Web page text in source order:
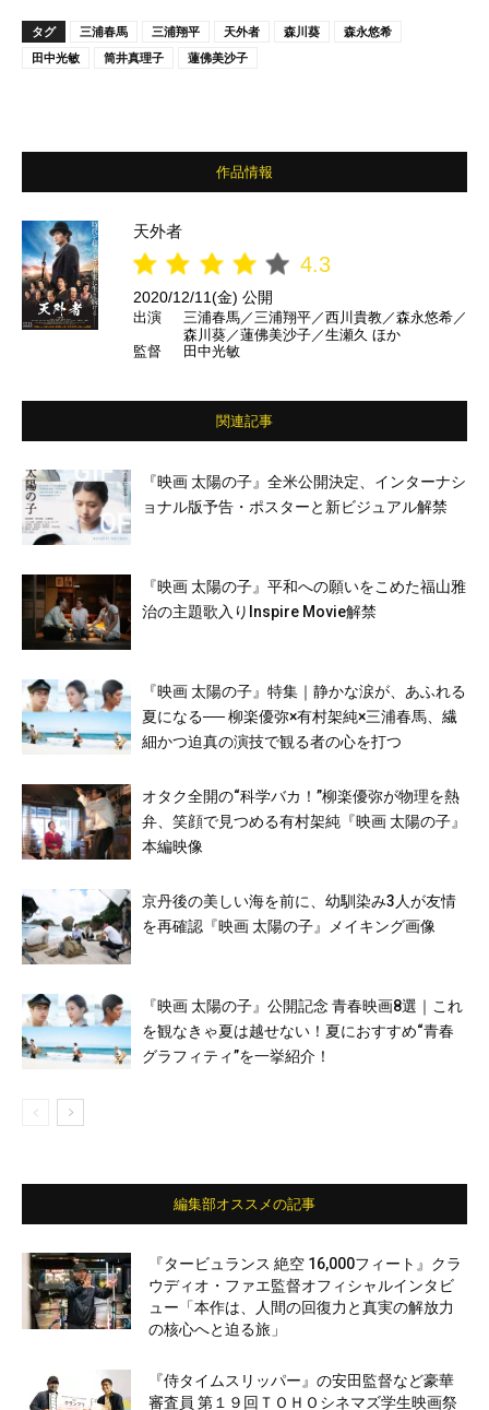
タグ 三浦春馬 三浦翔平 天外者 森川葵
森永悠希
田中光敏
筒井真理子 蓮佛美沙子
作品情報
天外者
4.3
2020/12/11(金) 公開
出演
三浦春馬／三浦翔平／西川貴教／森永悠希／
森川葵／蓮佛美沙子／生瀬久 ほか
監督
田中光敏
関連記事
『映画 太陽の子』全米公開決定、インターナシ
ョナル版予告・ポスターと新ビジュアル解禁
『映画 太陽の子』平和への願いをこめた福山雅
治の主題歌入りInspire Movie解禁
『映画 太陽の子』特集｜静かな涙が、あふれる
夏になる── 柳楽優弥×有村架純×三浦春馬、繊
細かつ迫真の演技で観る者の心を打つ
オタク全開の“科学バカ！”柳楽優弥が物理を熱
弁、笑顔で見つめる有村架純『映画 太陽の子』
本編映像
京丹後の美しい海を前に、幼馴染み3人が友情
を再確認『映画 太陽の子』メイキング画像
『映画 太陽の子』公開記念 青春映画8選｜これ
を観なきゃ夏は越せない！夏におすすめ“青春
グラフィティ”を一挙紹介！
編集部オススメの記事
『タービュランス 絶空 16,000フィート』クラ
ウディオ・ファエ監督オフィシャルインタビ
ュー「本作は、人間の回復力と真実の解放力
の核心へと迫る旅」
『侍タイムスリッパー』の安田監督など豪華
審査員 第１９回ＴＯＨＯシネマズ学生映画祭